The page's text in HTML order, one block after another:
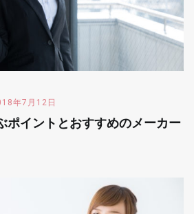
年7月12日
ポイントとおすすめのメーカー